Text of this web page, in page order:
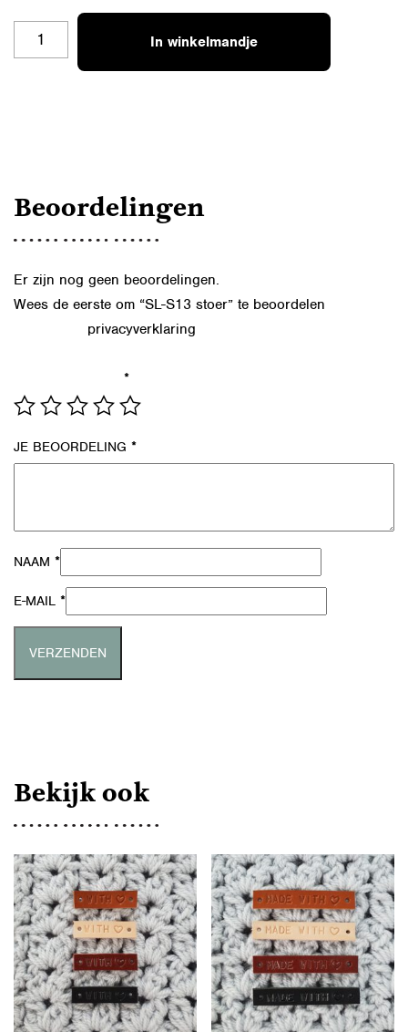
In winkelmandje
Beoordelingen
Er zijn nog geen beoordelingen.
Wees de eerste om “SL-S13 stoer” te beoordelen
privacyverklaring
*
JE BEOORDELING *
NAAM *
E-MAIL *
Bekijk ook